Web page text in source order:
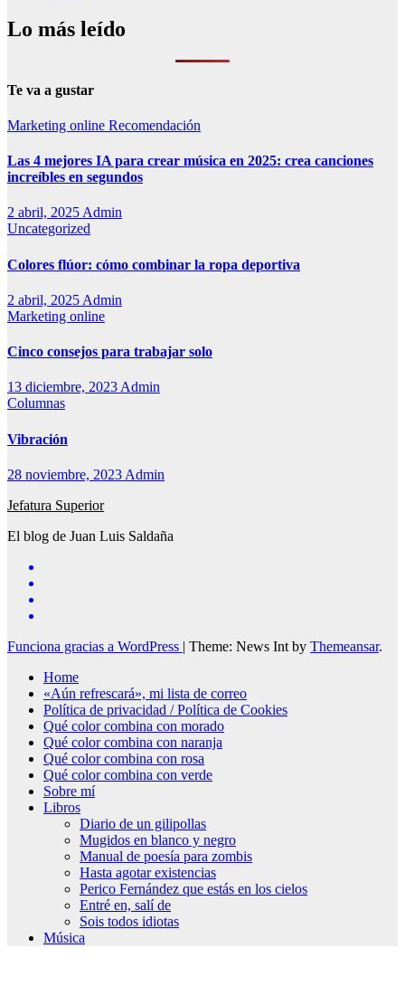
Lo más leído
Te va a gustar
Marketing online Recomendación
Las 4 mejores IA para crear música en 2025: crea canciones
increíbles en segundos
2 abril, 2025Admin
Uncategorized
Colores flúor: cómo combinar la ropa deportiva
2 abril, 2025 Admin
Marketing online
Cinco consejos para trabajar solo
13 diciembre, 2023Admin
Columnas
Vibración
28 noviembre, 2023 Admin
Jefatura Superior
El blog de Juan Luis Saldaña
Funciona gracias a WordPress | Theme: News Int by Themeansar.
Home
«Aún refrescará», mi lista de correo
Política de privacidad / Política de Cookies
Qué color combina con morado
Qué color combina con naranja
Qué color combina con rosa
Qué color combina con verde
Sobre mí
Libros
Diario de un gilipollas
Mugidos en blanco y negro
Manual de poesía para zombis
Hasta agotar existencias
Perico Fernández que estás en los cielos
Entré en, salí de
Sois todos idiotas
Música